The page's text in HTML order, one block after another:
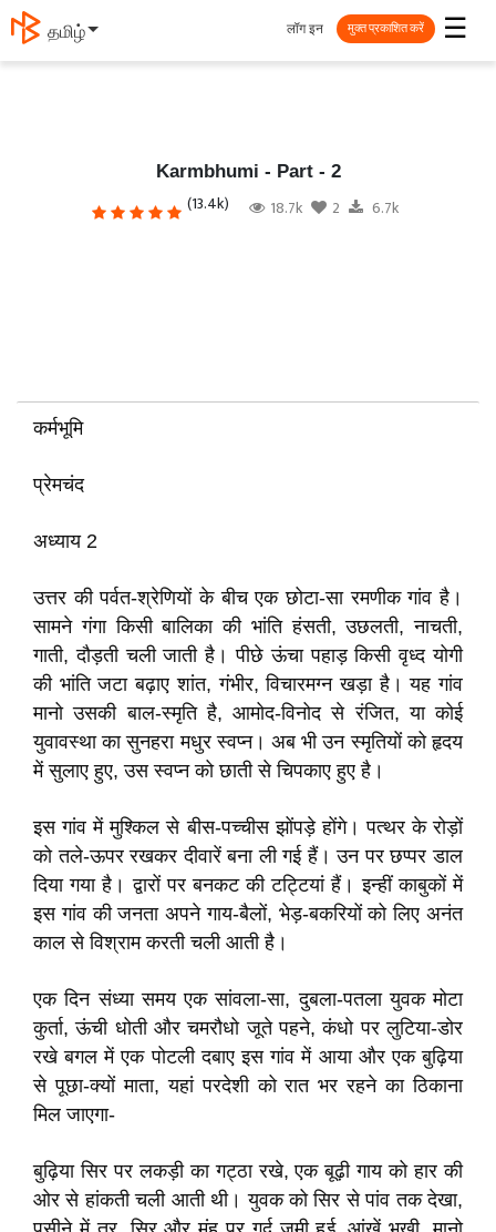
தமிழ் ☰
लॉग इन मुक्त प्रकाशित करें
Karmbhumi - Part - 2
(13.4k) 18.7k 2 6.7k
कर्मभूमि
प्रेमचंद
अध्याय 2
उत्तर की पर्वत-श्रेणियों के बीच एक छोटा-सा रमणीक गांव है।
सामने गंगा किसी बालिका की भांति हंसती, उछलती, नाचती,
गाती, दौड़ती चली जाती है। पीछे ऊंचा पहाड़ किसी वृध्द योगी
की भांति जटा बढ़ाए शांत, गंभीर, विचारमग्न खड़ा है। यह गांव
मानो उसकी बाल-स्मृति है, आमोद-विनोद से रंजित, या कोई
युवावस्था का सुनहरा मधुर स्वप्न। अब भी उन स्मृतियों को हृदय
में सुलाए हुए, उस स्वप्न को छाती से चिपकाए हुए है।
इस गांव में मुश्किल से बीस-पच्चीस झोंपड़े होंगे। पत्थर के रोड़ों
को तले-ऊपर रखकर दीवारें बना ली गई हैं। उन पर छप्पर डाल
दिया गया है। द्वारों पर बनकट की टट्टियां हैं। इन्हीं काबुकों में
इस गांव की जनता अपने गाय-बैलों, भेड़-बकरियों को लिए अनंत
काल से विश्राम करती चली आती है।
एक दिन संध्‍या समय एक सांवला-सा, दुबला-पतला युवक मोटा
कुर्ता, ऊंची धोती और चमरौधो जूते पहने, कंधो पर लुटिया-डोर
रखे बगल में एक पोटली दबाए इस गांव में आया और एक बुढ़िया
से पूछा-क्यों माता, यहां परदेशी को रात भर रहने का ठिकाना
मिल जाएगा-
बुढ़िया सिर पर लकड़ी का गट्ठा रखे, एक बूढ़ी गाय को हार की
ओर से हांकती चली आती थी। युवक को सिर से पांव तक देखा,